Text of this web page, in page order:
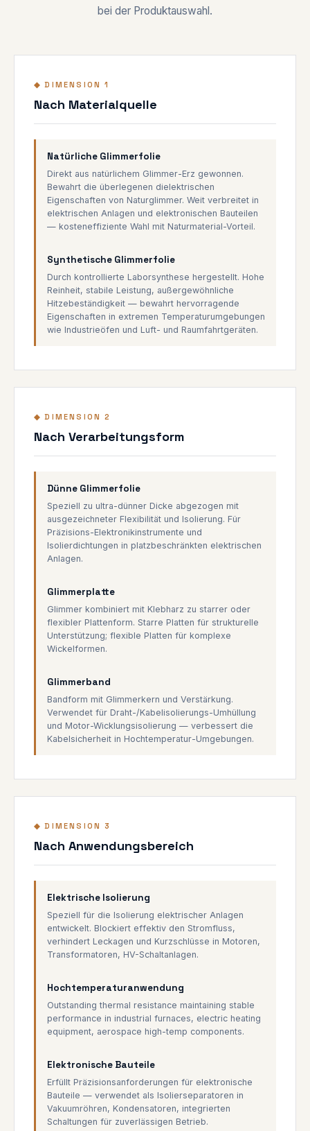
bei der Produktauswahl.
◆ DIMENSION 1
Nach Materialquelle
Natürliche Glimmerfolie
Direkt aus natürlichem Glimmer-Erz gewonnen.
Bewahrt die überlegenen dielektrischen
Eigenschaften von Naturglimmer. Weit verbreitet in
elektrischen Anlagen und elektronischen Bauteilen
— kosteneffiziente Wahl mit Naturmaterial-Vorteil.
Synthetische Glimmerfolie
Durch kontrollierte Laborsynthese hergestellt. Hohe
Reinheit, stabile Leistung, außergewöhnliche
Hitzebeständigkeit — bewahrt hervorragende
Eigenschaften in extremen Temperaturumgebungen
wie Industrieöfen und Luft- und Raumfahrtgeräten.
◆ DIMENSION 2
Nach Verarbeitungsform
Dünne Glimmerfolie
Speziell zu ultra-dünner Dicke abgezogen mit
ausgezeichneter Flexibilität und Isolierung. Für
Präzisions-Elektronikinstrumente und
Isolierdichtungen in platzbeschränkten elektrischen
Anlagen.
Glimmerplatte
Glimmer kombiniert mit Klebharz zu starrer oder
flexibler Plattenform. Starre Platten für strukturelle
Unterstützung; flexible Platten für komplexe
Wickelformen.
Glimmerband
Bandform mit Glimmerkern und Verstärkung.
Verwendet für Draht-/Kabelisolierungs-Umhüllung
und Motor-Wicklungsisolierung — verbessert die
Kabelsicherheit in Hochtemperatur-Umgebungen.
◆ DIMENSION 3
Nach Anwendungsbereich
Elektrische Isolierung
Speziell für die Isolierung elektrischer Anlagen
entwickelt. Blockiert effektiv den Stromfluss,
verhindert Leckagen und Kurzschlüsse in Motoren,
Transformatoren, HV-Schaltanlagen.
Hochtemperaturanwendung
Outstanding thermal resistance maintaining stable
performance in industrial furnaces, electric heating
equipment, aerospace high-temp components.
Elektronische Bauteile
Erfüllt Präzisionsanforderungen für elektronische
Bauteile — verwendet als Isolierseparatoren in
Vakuumröhren, Kondensatoren, integrierten
Schaltungen für zuverlässigen Betrieb.